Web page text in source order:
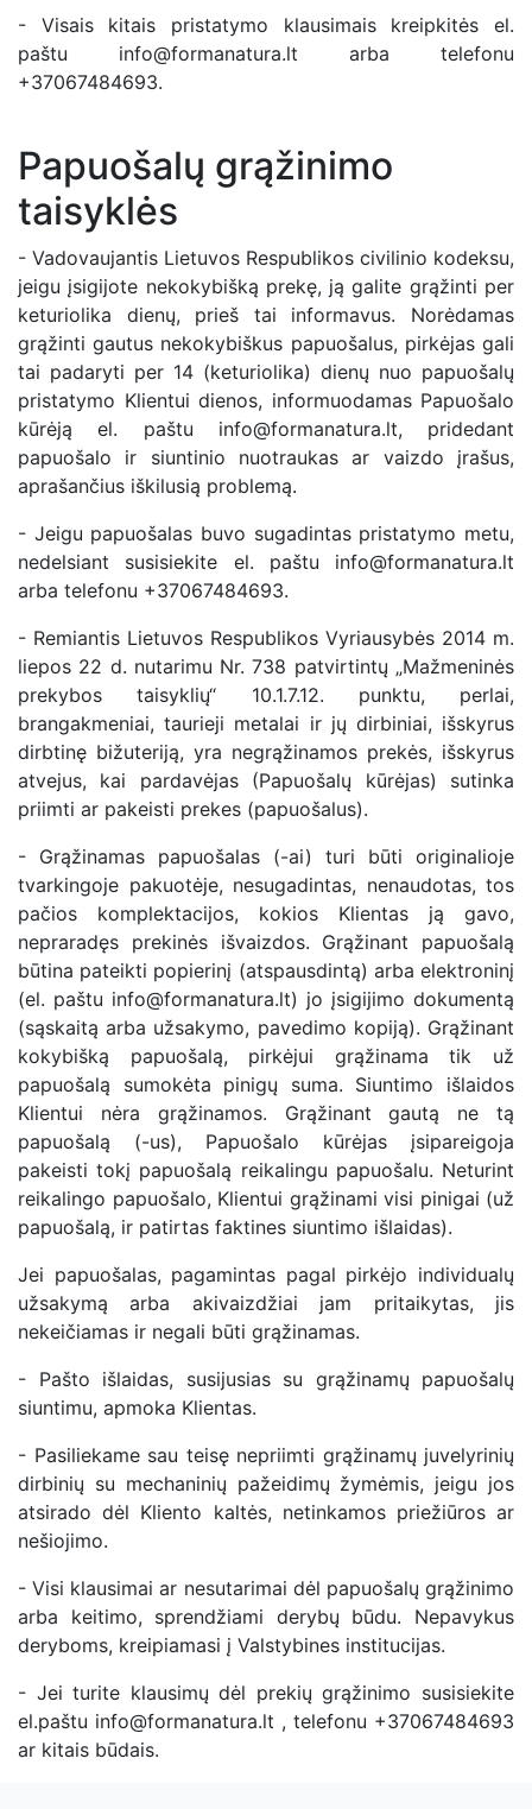
- Visais kitais pristatymo klausimais kreipkitės el.
paštu info@formanatura.lt arba telefonu
+37067484693.
Papuošalų grąžinimo
taisyklės
- Vadovaujantis Lietuvos Respublikos civilinio kodeksu,
jeigu įsigijote nekokybišką prekę, ją galite grąžinti per
keturiolika dienų, prieš tai informavus. Norėdamas
grąžinti gautus nekokybiškus papuošalus, pirkėjas gali
tai padaryti per 14 (keturiolika) dienų nuo papuošalų
pristatymo Klientui dienos, informuodamas Papuošalo
kūrėją el. paštu info@formanatura.lt, pridedant
papuošalo ir siuntinio nuotraukas ar vaizdo įrašus,
aprašančius iškilusią problemą.
- Jeigu papuošalas buvo sugadintas pristatymo metu,
nedelsiant susisiekite el. paštu info@formanatura.lt
arba telefonu +37067484693.
- Remiantis Lietuvos Respublikos Vyriausybės 2014 m.
liepos 22 d. nutarimu Nr. 738 patvirtintų „Mažmeninės
prekybos taisyklių“ 10.1.7.12. punktu, perlai,
brangakmeniai, taurieji metalai ir jų dirbiniai, išskyrus
dirbtinę bižuteriją, yra negrąžinamos prekės, išskyrus
atvejus, kai pardavėjas (Papuošalų kūrėjas) sutinka
priimti ar pakeisti prekes (papuošalus).
- Grąžinamas papuošalas (-ai) turi būti originalioje
tvarkingoje pakuotėje, nesugadintas, nenaudotas, tos
pačios komplektacijos, kokios Klientas ją gavo,
nepraradęs prekinės išvaizdos. Grąžinant papuošalą
būtina pateikti popierinį (atspausdintą) arba elektroninį
(el. paštu info@formanatura.lt) jo įsigijimo dokumentą
(sąskaitą arba užsakymo, pavedimo kopiją). Grąžinant
kokybišką papuošalą, pirkėjui grąžinama tik už
papuošalą sumokėta pinigų suma. Siuntimo išlaidos
Klientui nėra grąžinamos. Grąžinant gautą ne tą
papuošalą (-us), Papuošalo kūrėjas įsipareigoja
pakeisti tokį papuošalą reikalingu papuošalu. Neturint
reikalingo papuošalo, Klientui grąžinami visi pinigai (už
papuošalą, ir patirtas faktines siuntimo išlaidas).
Jei papuošalas, pagamintas pagal pirkėjo individualų
užsakymą arba akivaizdžiai jam pritaikytas, jis
nekeičiamas ir negali būti grąžinamas.
- Pašto išlaidas, susijusias su grąžinamų papuošalų
siuntimu, apmoka Klientas.
- Pasiliekame sau teisę nepriimti grąžinamų juvelyrinių
dirbinių su mechaninių pažeidimų žymėmis, jeigu jos
atsirado dėl Kliento kaltės, netinkamos priežiūros ar
nešiojimo.
- Visi klausimai ar nesutarimai dėl papuošalų grąžinimo
arba keitimo, sprendžiami derybų būdu. Nepavykus
deryboms, kreipiamasi į Valstybines institucijas.
- Jei turite klausimų dėl prekių grąžinimo susisiekite
el.paštu info@formanatura.lt , telefonu +37067484693
ar kitais būdais.